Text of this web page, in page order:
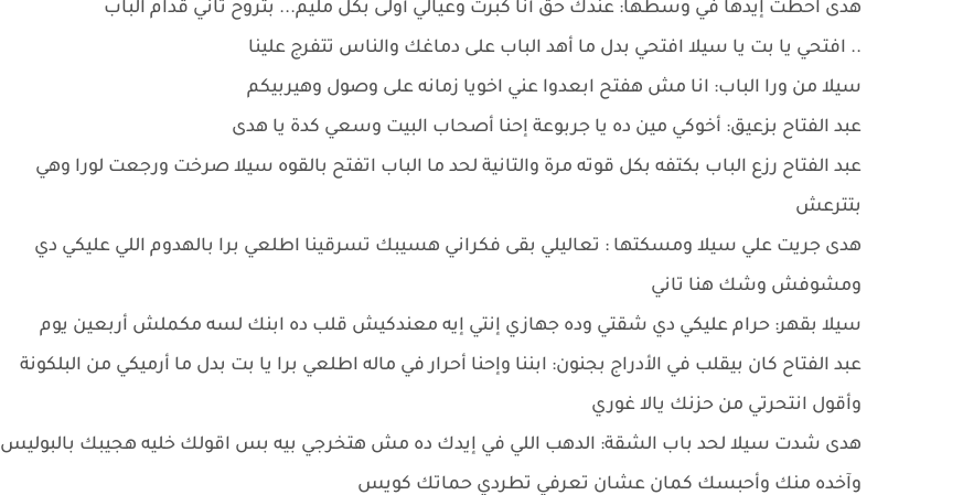
هدى احطت إيدها في وسطها: عندك حق أنا كبرت وعيالي أولى بكل مليم... بتروح تاني قدام الباب
.. افتحي يا بت يا سيلا افتحي بدل ما أهد الباب على دماغك والناس تتفرج علينا
سيلا من ورا الباب: انا مش هفتح ابعدوا عني اخويا زمانه على وصول وهيربيكم
عبد الفتاح بزعيق: أخوكي مين ده يا جربوعة إحنا أصحاب البيت وسعي كدة يا هدى
عبد الفتاح رزع الباب بكتفه بكل قوته مرة والتانية لحد ما الباب اتفتح بالقوه سيلا صرخت ورجعت لورا وهي
بتترعش
هدى جريت علي سيلا ومسكتها : تعاليلي بقى فكراني هسيبك تسرقينا اطلعي برا بالهدوم اللي عليكي دي
ومشوفش وشك هنا تاني
سيلا بقهر: حرام عليكي دي شقتي وده جهازي إنتي إيه معندكيش قلب ده ابنك لسه مكملش أربعين يوم
عبد الفتاح كان بيقلب في الأدراج بجنون: ابننا وإحنا أحرار في ماله اطلعي برا يا بت بدل ما أرميكي من البلكونة
وأقول انتحرتي من حزنك يالا غوري
هدى شدت سيلا لحد باب الشقة: الدهب اللي في إيدك ده مش هتخرجي بيه بس اقولك خليه هجيبك بالبوليس
وآخده منك وأحبسك كمان عشان تعرفي تطردي حماتك كويس